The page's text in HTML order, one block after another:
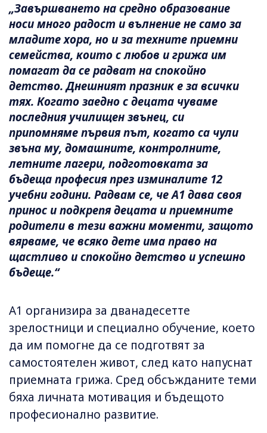
„Завършването на средно образование
носи много радост и вълнение не само за
младите хора, но и за техните приемни
семейства, които с любов и грижа им
помагат да се радват на спокойно
детство. Днешният празник е за всички
тях. Когато заедно с децата чуваме
последния училищен звънец, си
припомняме първия път, когато са чули
звъна му, домашните, контролните,
летните лагери, подготовката за
бъдеща професия през изминалите 12
учебни години. Радвам се, че А1 дава своя
принос и подкрепя децата и приемните
родители в тези важни моменти, защото
вярваме, че всяко дете има право на
щастливо и спокойно детство и успешно
бъдеще.“
А1 организира за дванадесетте
зрелостници и специално обучение, което
да им помогне да се подготвят за
самостоятелен живот, след като напуснат
приемната грижа. Сред обсъжданите теми
бяха личната мотивация и бъдещото
професионално развитие.